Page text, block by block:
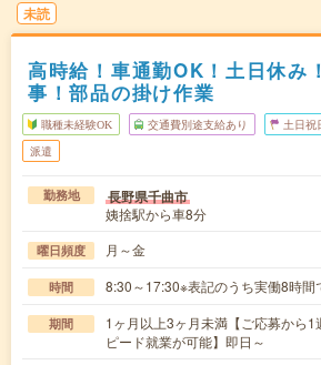
未読
高時給！車通勤OK！土日休み
事！部品の掛け作業
職種未経験OK 交通費別途支給あり 土日祝
派遣
勤務地 長野県千曲市
姨捨駅から車8分
曜日頻度 月～金
時間 8:30～17:30※表記のうち実働8時間
期間
1ヶ月以上3ヶ月未満【ご応募から1
ピード就業が可能】即日～